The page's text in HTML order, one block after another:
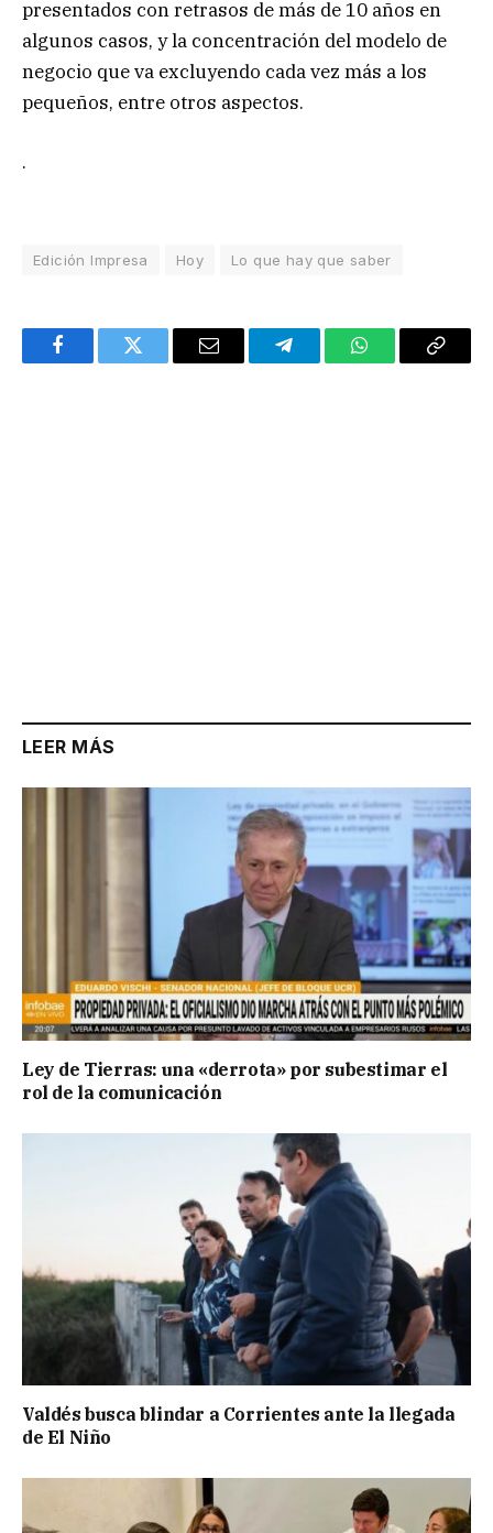
presentados con retrasos de más de 10 años en
algunos casos, y la concentración del modelo de
negocio que va excluyendo cada vez más a los
pequeños, entre otros aspectos.
.
Edición Impresa Hoy Lo que hay que saber
FacebookTwitter Email TelegramWhatsAppCopy
LEER MÁS
Ley de Tierras: una «derrota» por subestimar el
rol de la comunicación
Valdés busca blindar a Corrientes ante la llegada
de El Niño